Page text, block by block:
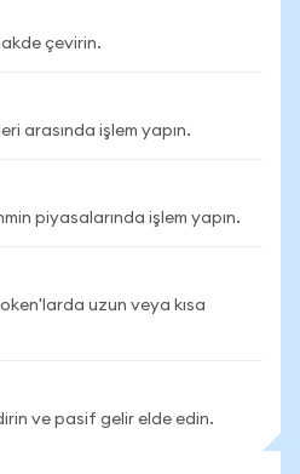
çevirin.
arasında işlem yapın.
piyasalarında işlem yapın.
uzun veya kısa
ve pasif gelir elde edin.